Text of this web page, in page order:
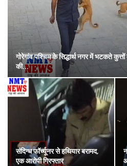
गोरेगांव पश्चिम के सिद्धार्थ नगर में भटकते
की…
संदिग्ध फॉर्च्यूनर से हथियार बरामद,
एक आरोपी गिरफ्तार